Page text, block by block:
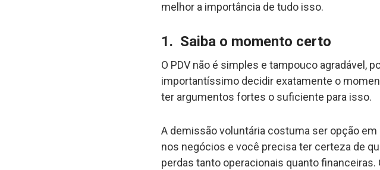
melhor a importância de tudo isso.
1. Saiba o momento certo
O PDV não é simples e tampouco agradável,
importantíssimo decidir exatamente o
ter argumentos fortes o suficiente para isso.
A demissão voluntária costuma ser opção
nos negócios e você precisa ter certeza de
perdas tanto operacionais quanto financeiras.